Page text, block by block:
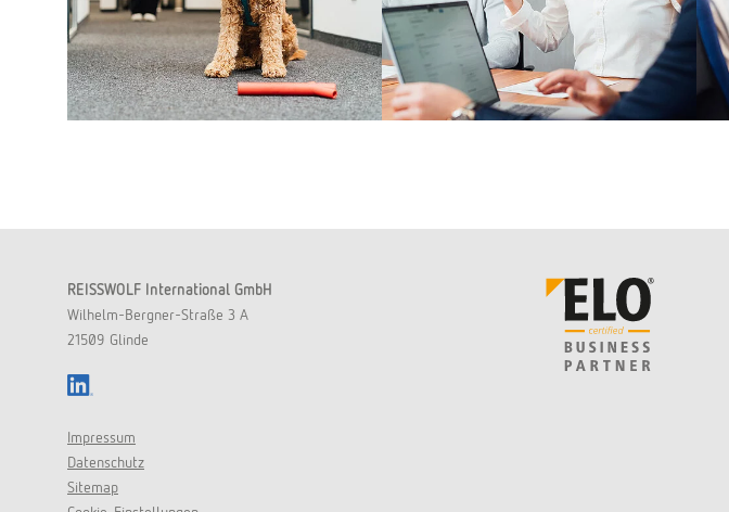
REISSWOLF International GmbH
Wilhelm-Bergner-Straße 3 A
21509 Glinde
Impressum
Datenschutz
Sitemap